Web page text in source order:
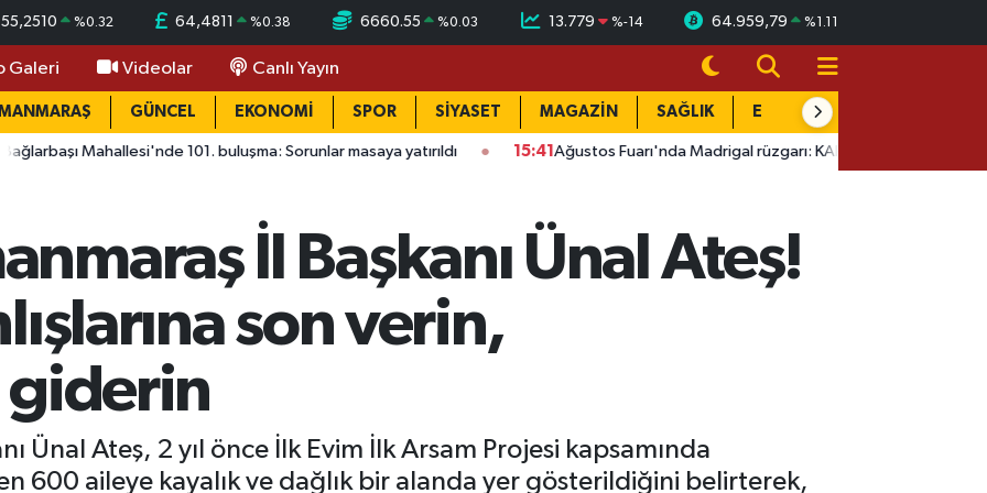
55,2510 %0.32 64,4811 %0.38 6660.55 %0.03 13.779 %-14 64.959,79 %1.11
Galeri Videolar Canlı Yayın
GÜNCEL EKONOMİ SPOR SİYASET MAGAZİN SAĞLIK EĞİTİM
101. buluşma: Sorunlar masaya yatırıldı 15:41Ağustos Fuarı'nda Madrigal rüzgarı: KAFUM'da coşku tavan yaptı
İl Başkanı Ünal Ateş!
son verin,
Ünal Ateş, 2 yıl önce İlk Evim İlk Arsam Projesi kapsamında
600 aileye kayalık ve dağlık bir alanda yer gösterildiğini belirterek,